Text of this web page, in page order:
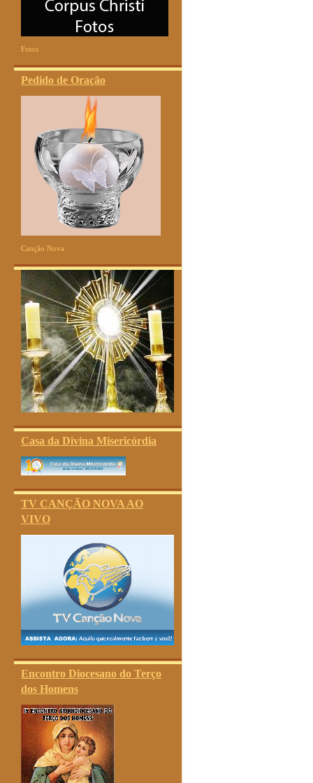
Fotos
Pedido de Oração
Canção Nova
Casa da Divina Misericórdia
TV CANÇÃO NOVA AO
VIVO
Encontro Diocesano do Terço
dos Homens